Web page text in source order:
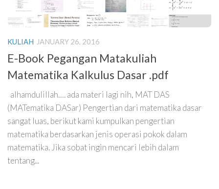
KULIAH JANUARY 26, 2016
E-Book Pegangan Matakuliah
Matematika Kalkulus Dasar .pdf
alhamdulillah…. ada materi lagi nih, MAT DAS
(MATematika DASar) Pengertian dari matematika dasar
sangat luas, berikut kami kumpulkan pengertian
matematika berdasarkan jenis operasi pokok dalam
matematika. Jika sobat ingin mencari lebih dalam
tentang...